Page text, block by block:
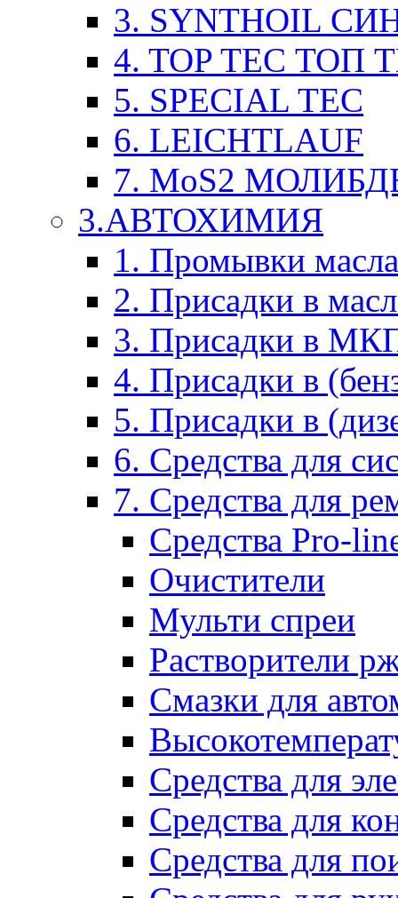
3. SYNTHOIL
4. TOP TEC ТОП
5. SPECIAL TEC
6. LEICHTLAUF
7. MoS2
3.АВТОХИМИЯ
1. Промывки масла
2. Присадки в
3. Присадки в
4. Присадки в
5. Присадки в
6. Средства для
7. Средства для
Средства Pro-
Очистители
Мульти спреи
Растворители
Смазки для
Средства для
Средства для
Средства для